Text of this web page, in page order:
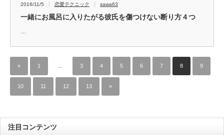
2016/11/5 恋愛テクニック sawa63
一緒にお風呂に入りたがる彼氏を傷つけない断り方４つ
…
« 1 3 4 5 6 7 8 9
10 11 12 13 »
注目コンテンツ